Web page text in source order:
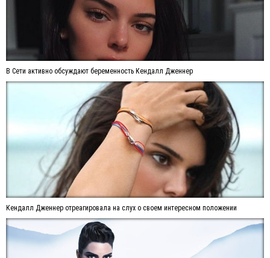
В Сети активно обсуждают беременность Кендалл Дженнер
Кендалл Дженнер отреагировала на слух о своем интересном положении